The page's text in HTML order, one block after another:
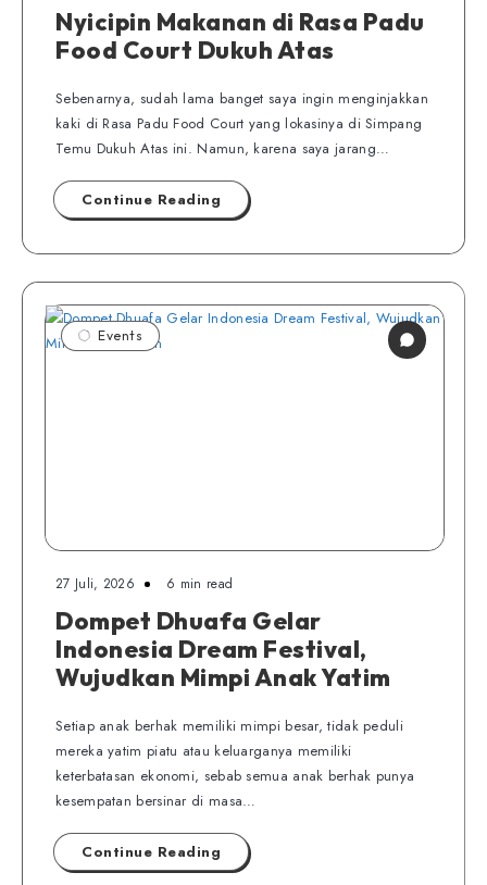
Nyicipin Makanan di Rasa Padu
Food Court Dukuh Atas
Sebenarnya, sudah lama banget saya ingin menginjakkan
kaki di Rasa Padu Food Court yang lokasinya di Simpang
Temu Dukuh Atas ini. Namun, karena saya jarang…
Continue Reading
Events
27 Juli, 2026 6 min read
Dompet Dhuafa Gelar
Indonesia Dream Festival,
Wujudkan Mimpi Anak Yatim
Setiap anak berhak memiliki mimpi besar, tidak peduli
mereka yatim piatu atau keluarganya memiliki
keterbatasan ekonomi, sebab semua anak berhak punya
kesempatan bersinar di masa…
Continue Reading